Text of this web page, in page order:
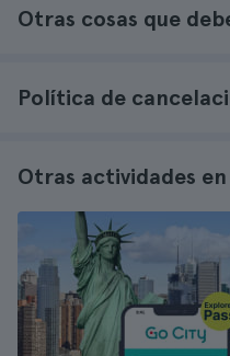
Otras cosas que
Política de
Otras actividades en